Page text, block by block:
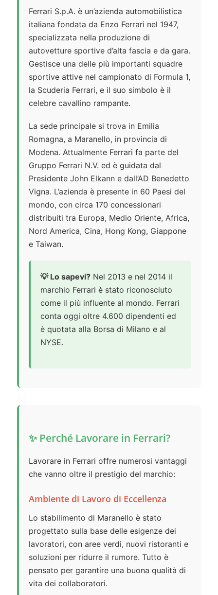
Ferrari S.p.A. è un’azienda automobilistica
italiana fondata da Enzo Ferrari nel 1947,
specializzata nella produzione di
autovetture sportive d’alta fascia e da gara.
Gestisce una delle più importanti squadre
sportive attive nel campionato di Formula 1,
la Scuderia Ferrari, e il suo simbolo è il
celebre cavallino rampante.
La sede principale si trova in Emilia
Romagna, a Maranello, in provincia di
Modena. Attualmente Ferrari fa parte del
Gruppo Ferrari N.V. ed è guidata dal
Presidente John Elkann e dall’AD Benedetto
Vigna. L’azienda è presente in 60 Paesi del
mondo, con circa 170 concessionari
distribuiti tra Europa, Medio Oriente, Africa,
Nord America, Cina, Hong Kong, Giappone
e Taiwan.
💡 Lo sapevi? Nel 2013 e nel 2014 il
marchio Ferrari è stato riconosciuto
come il più influente al mondo. Ferrari
conta oggi oltre 4.600 dipendenti ed
è quotata alla Borsa di Milano e al
NYSE.
✨ Perché Lavorare in Ferrari?
Lavorare in Ferrari offre numerosi vantaggi
che vanno oltre il prestigio del marchio:
Ambiente di Lavoro di Eccellenza
Lo stabilimento di Maranello è stato
progettato sulla base delle esigenze dei
lavoratori, con aree verdi, nuovi ristoranti e
soluzioni per ridurre il rumore. Tutto è
pensato per garantire una buona qualità di
vita dei collaboratori.